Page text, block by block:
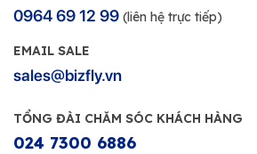
0964 69 12 99 (liên hệ trực tiếp)
EMAIL SALE
sales@bizfly.vn
TỔNG ĐÀI CHĂM SÓC KHÁCH HÀNG
024 7300 6886